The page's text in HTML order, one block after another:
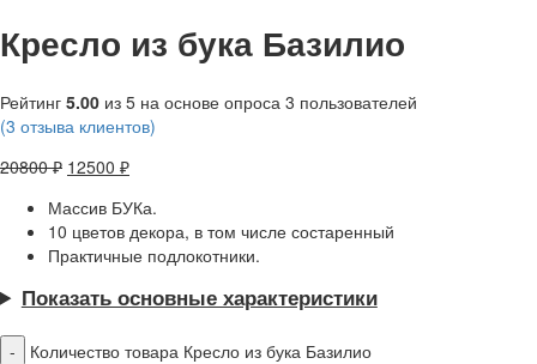
Кресло из бука Базилио
Рейтинг 5.00 из 5 на основе опроса 3 пользователей
(3 отзыва клиентов)
20800₽ 12500 ₽
Массив БУКа.
10 цветов декора, в том числе состаренный
Практичные подлокотники.
Показать основные характеристики
Количество товара Кресло из бука Базилио